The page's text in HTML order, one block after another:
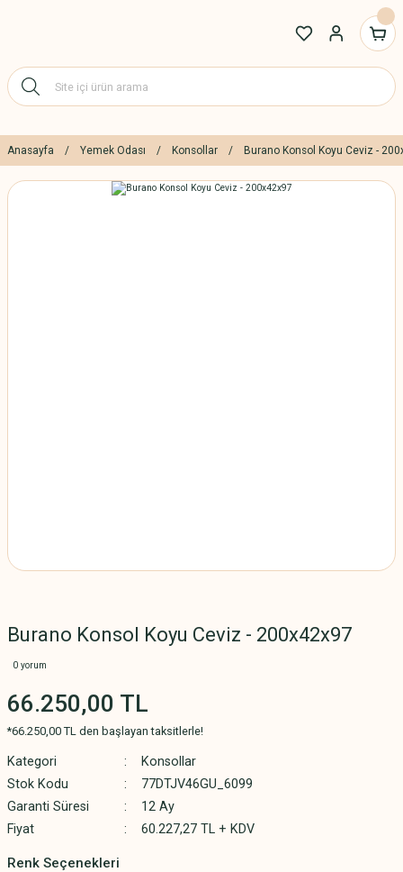
Anasayfa Yemek Odası Konsollar Burano Konsol Koyu Ceviz -
Burano Konsol Koyu Ceviz - 200x42x97
0 yorum
66.250,00 TL
*66.250,00 TL den başlayan taksitlerle!
Kategori
Konsollar
Stok Kodu
77DTJV46GU_6099
Garanti Süresi
12 Ay
Fiyat
60.227,27 TL + KDV
Renk Seçenekleri